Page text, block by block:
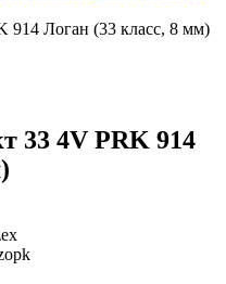
Логан (33 класс, 8 мм)
33 4V PRK 914